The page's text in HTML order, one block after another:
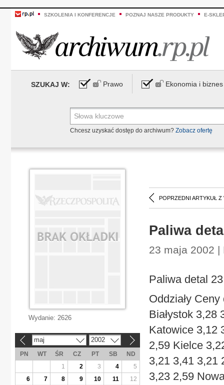
SZKOLENIA I KONFERENCJE POZNAJ NASZE PRODUKTY E-
SZUKAJ W: Prawo Ekonomia i biznes
Chcesz uzyskać dostęp do archiwum? Zobacz ofertę
POPRZEDNI ARTYKUŁ Z
Paliwa
23 maja 2002 |
Paliwa detal
Oddziały
Białystok 3,28
Katowice 3,12
2,59 Kielce
3,21 3,41 3,21
3,23 2,59
Wydanie: 2626
maj 2002
PN WT ŚR CZ PT SB
ND
1
2 3 4
5
6
7 8 9 10 11
12